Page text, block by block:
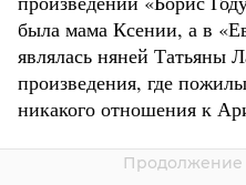
была мама Ксении, а в
являлась няней Татьяны
произведения, где
никакого отношения к